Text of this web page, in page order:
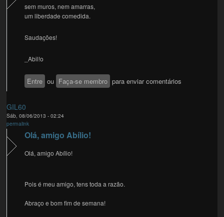
sem muros, nem amarras,
um liberdade comedida.
Saudações!
_Abil!o
Entre ou Faça-se membro para enviar comentários
GIL60
Sáb, 08/06/2013 - 02:24
permalink
Olá, amigo Abílio!
Olá, amigo Abílio!
Pois é meu amigo, tens toda a razão.
Abraço e bom fim de semana!